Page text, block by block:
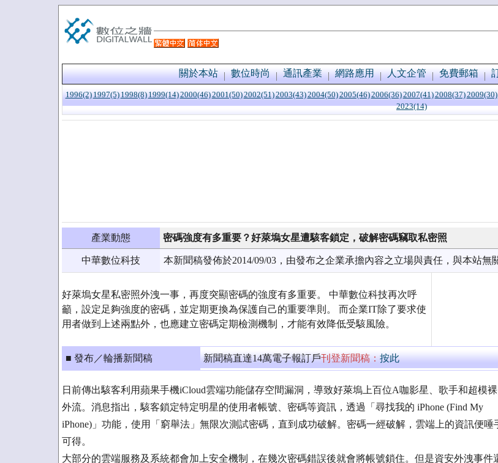
關於本站 數位時尚 通訊產業 網路應用 人文企管 免費郵箱
1996(2) 1997(5) 1998(8) 1999(14)2000(46)2001(50)2002(51)2003(43)2004(50)2005(46)2006(36)2007(41)2008(37)2009(30)
2023(14)
產業動態 密碼強度有多重要？好萊塢女星遭駭客鎖定，破解密碼竊取私密照
中華數位科技 本新聞稿發佈於2014/09/03，由發布之企業承擔內容之立場與責任，與本站無
好萊塢女星私密照外洩一事，再度突顯密碼的強度有多重要。 中華數位科技再次呼
籲，設定足夠強度的密碼，並定期更換為保護自己的重要準則。 而企業IT除了要求使
用者做到上述兩點外，也應建立密碼定期檢測機制，才能有效降低受駭風險。
■ 發布／輪播新聞稿 新聞稿直達14萬電子報訂戶刊登新聞稿：按此
日前傳出駭客利用蘋果手機iCloud雲端功能儲存空間漏洞，導致好萊塢上百位A咖影星、歌手和超模
外流。消息指出，駭客鎖定特定明星的使用者帳號、密碼等資訊，透過「尋找我的 iPhone (Find My
iPhone)」功能，使用「窮舉法」無限次測試密碼，直到成功破解。密碼一經破解，雲端上的資訊便唾
可得。
大部分的雲端服務及系統都會加上安全機制，在幾次密碼錯誤後就會將帳號鎖住。但是資安外洩事件